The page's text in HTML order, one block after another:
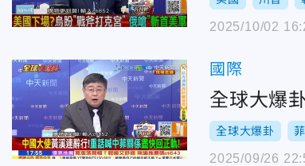
2025/10/02
國際
全球大爆
全球大爆卦
2025/09/26